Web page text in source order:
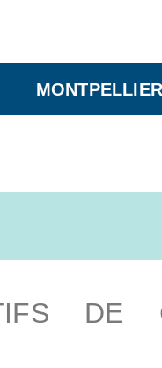
MONTPELLIER
DE